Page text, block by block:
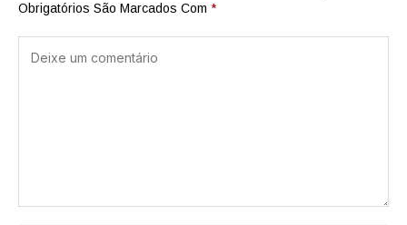
Obrigatórios São Marcados Com *